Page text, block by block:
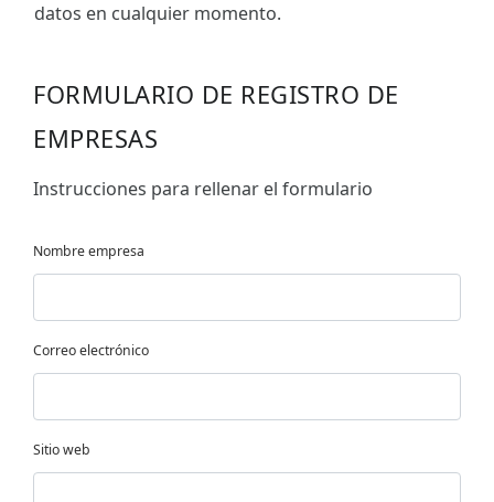
datos en cualquier momento.
FORMULARIO DE REGISTRO DE
EMPRESAS
Instrucciones para rellenar el formulario
Nombre empresa
Correo electrónico
Sitio web